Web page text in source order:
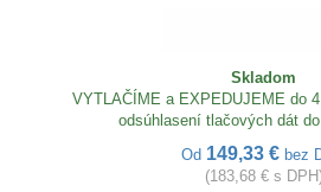
Skladom
VYTLAČÍME a EXPEDUJEME do
odsúhlasení tlačových dát
Od 149,33 € bez
(183,68 € s